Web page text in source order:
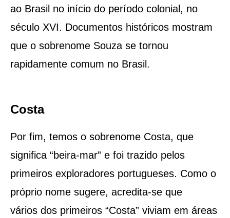
ao Brasil no início do período colonial, no
século XVI. Documentos históricos mostram
que o sobrenome Souza se tornou
rapidamente comum no Brasil.
Costa
Por fim, temos o sobrenome Costa, que
significa “beira-mar” e foi trazido pelos
primeiros exploradores portugueses. Como o
próprio nome sugere, acredita-se que
vários dos primeiros “Costa” viviam em áreas